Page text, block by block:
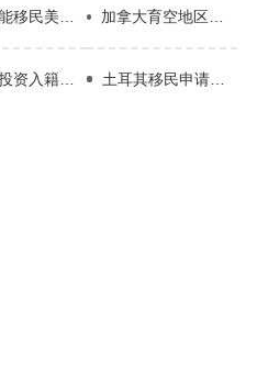
马绍尔投资入籍条件